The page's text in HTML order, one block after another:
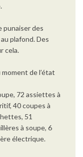
punaiser des
plafond. Des
cela.
de l’état
72 assiettes à
40 coupes à
51
à soupe, 6
électrique.